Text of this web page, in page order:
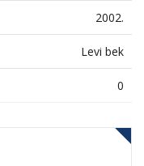
2002.
Levi bek
0